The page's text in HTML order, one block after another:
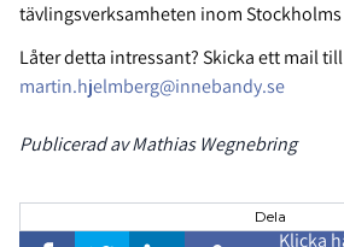
tävlingsverksamheten inom
Låter detta intressant? Skicka ett mail till
martin.hjelmberg@innebandy.se
Publicerad av Mathias Wegnebring
Dela
Klicka